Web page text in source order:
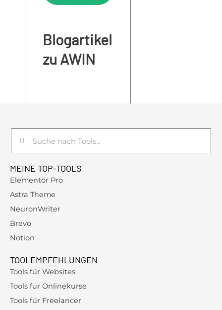
Blogartikel
zu AWIN
MEINE TOP-TOOLS
Elementor Pro
Astra Theme
NeuronWriter
Brevo
Notion
TOOLEMPFEHLUNGEN
Tools für Websites
Tools für Onlinekurse
Tools für Freelancer